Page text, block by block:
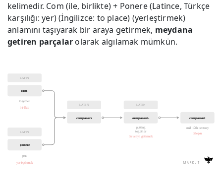
kelimedir. Com (ile, birlikte) + Ponere (Latince, Türkçe
karşılığı: yer) (İngilizce: to place) (yerleştirmek)
anlamını taşıyarak bir araya getirmek, meydana
getiren parçalar olarak algılamak mümkün.